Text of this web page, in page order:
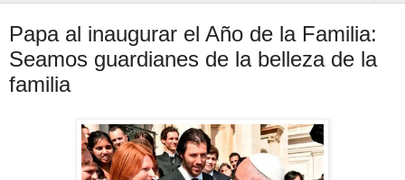
Papa al inaugurar el Año de la Familia:
Seamos guardianes de la belleza de la
familia